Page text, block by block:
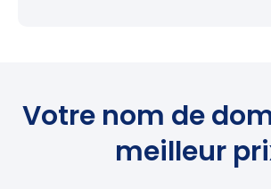
Votre nom de
meilleur